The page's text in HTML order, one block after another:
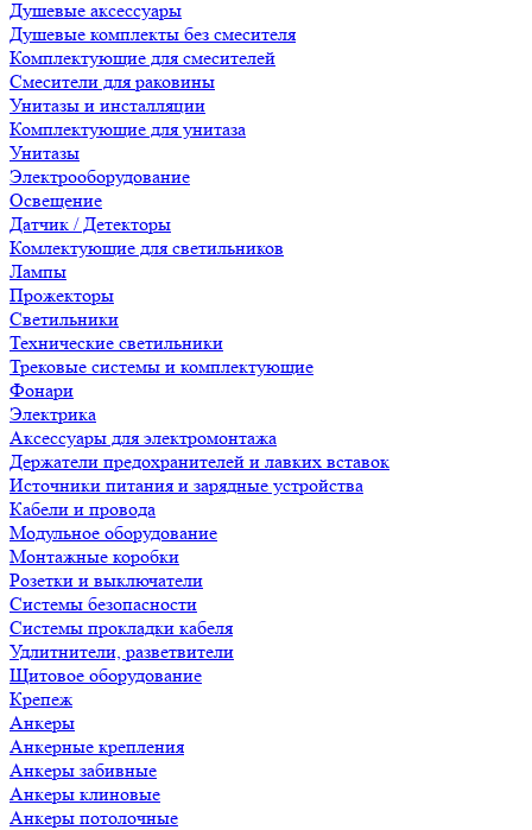
Душевые аксессуары
Душевые комплекты без смесителя
Комплектующие для смесителей
Смесители для раковины
Унитазы и инсталляции
Комплектующие для унитаза
Унитазы
Электрооборудование
Освещение
Датчик / Детекторы
Комлектующие для светильников
Лампы
Прожекторы
Светильники
Технические светильники
Трековые системы и комплектующие
Фонари
Электрика
Аксессуары для электромонтажа
Держатели предохранителей и лавких вставок
Источники питания и зарядные устройства
Кабели и провода
Модульное оборудование
Монтажные коробки
Розетки и выключатели
Системы безопасности
Системы прокладки кабеля
Удлитнители, разветвители
Щитовое оборудование
Крепеж
Анкеры
Анкерные крепления
Анкеры забивные
Анкеры клиновые
Анкеры потолочные